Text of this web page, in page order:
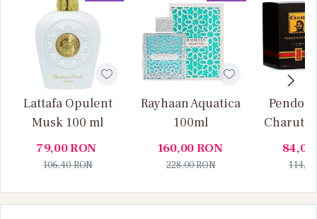
Lattafa Opulent
Musk 100 ml
79,00RON
106,40RON
Rayhaan Aquatica
100ml
160,00RON
228,00RON
Charuto
84,00